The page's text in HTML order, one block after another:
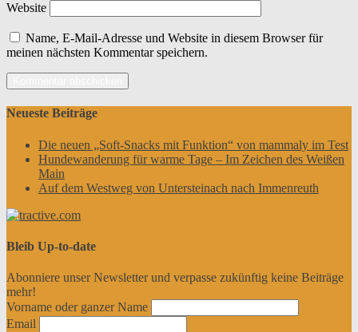
Website
Name, E-Mail-Adresse und Website in diesem Browser für
meinen nächsten Kommentar speichern.
Neueste Beiträge
Die neuen „Soft-Snacks mit Funktion“ von mammaly im Test
Hundewanderung für warme Tage – Im Zeichen des Weißen
Main
Auf dem Westweg von Untersteinach nach Immenreuth
Bleib Up-to-date
Abonniere unser Newsletter und verpasse zukünftig keine Beiträge
mehr!
Vorname oder ganzer Name
Email